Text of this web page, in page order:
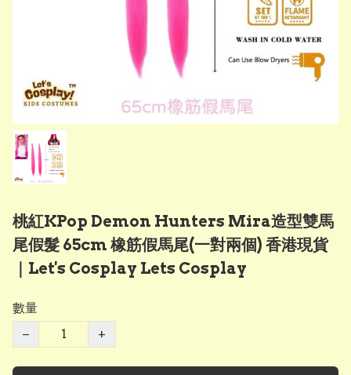
桃紅KPop Demon Hunters Mira造型雙馬
尾假髮 65cm 橡筋假馬尾(一對兩個) 香港現貨
｜Let's Cosplay Lets Cosplay
數量
−
+